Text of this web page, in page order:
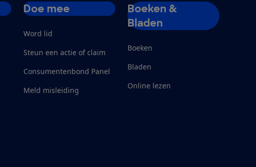
Doe mee
Word lid
Steun een actie of claim
Consumentenbond Panel
Meld misleiding
Boeken &
Bladen
Boeken
Bladen
Online lezen